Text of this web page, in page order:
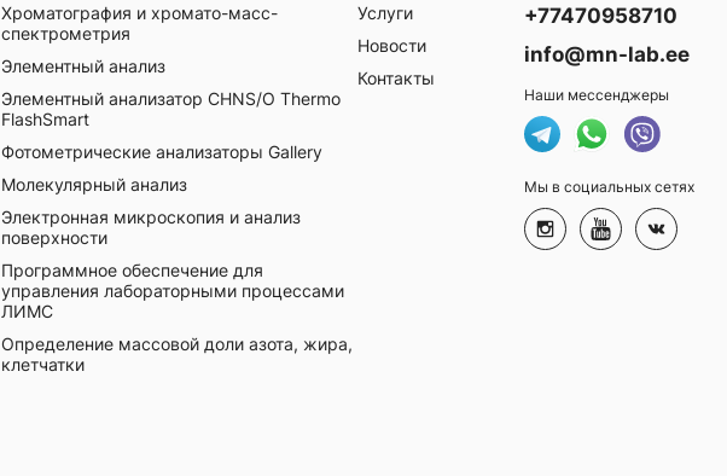
Хроматография и хромато-масс-
спектрометрия
Элементный анализ
Элементный анализатор CHNS/O Thermo
FlashSmart
Фотометрические анализаторы Gallery
Молекулярный анализ
Электронная микроскопия и анализ
поверхности
Программное обеспечение для
управления лабораторными процессами
ЛИМС
Определение массовой доли азота, жира,
клетчатки
Услуги
Новости
Контакты
+77470958710
info@mn-lab.ee
Наши мессенджеры
Мы в социальных сетях